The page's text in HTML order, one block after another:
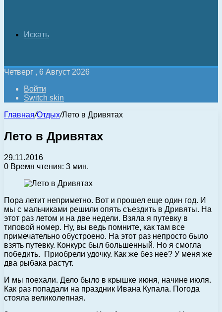
Искать
Четверг , 6 Август 2026
Войти
Switch skin
Главная/Отдых/Лето в Дривятах
Лето в Дривятах
29.11.2016
0 Время чтения: 3 мин.
Пора летит неприметно. Вот и прошел еще один год. И
мы с мальчиками решили опять съездить в Дривяты. На
этот раз летом и на две недели. Взяла я путевку в
типовой номер. Ну, вы ведь помните, как там все
примечательно обустроено. На этот раз непросто было
взять путевку. Конкурс был большенный. Но я смогла
победить. Приобрели удочку. Как же без нее? У меня же
два рыбака растут.
И мы поехали. Дело было в крышке июня, начине июля.
Как раз попадали на праздник Ивана Купала. Погода
стояла великолепная.